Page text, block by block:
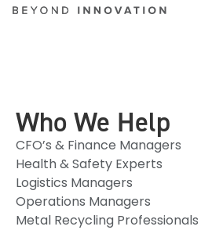
Who We Help
CFO’s & Finance Managers
Health & Safety Experts
Logistics Managers
Operations Managers
Metal Recycling Professionals